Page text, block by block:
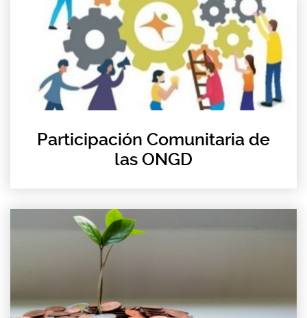
Participación Comunitaria de
las ONGD